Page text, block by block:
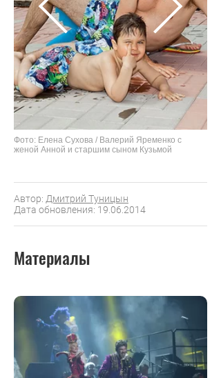
Фото: Елена Сухова / Валерий Яременко с
женой Анной и старшим сыном Кузьмой
Автор: Дмитрий Туницын
Дата обновления: 19.06.2014
Материалы